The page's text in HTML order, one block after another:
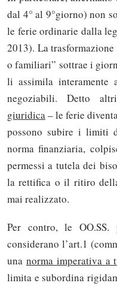
dal 4° al 9°giorno) non
le ferie ordinarie dalla
2013). La
o familiari” sottrae i
li assimila interamente
negoziabili. Detto
giuridica– le ferie
possono subire i limiti
norma finanziaria,
permessi a tutela dei
la rettifica o il ritiro
mai realizzato.
Per contro, le OO.SS.
considerano l’art.1
una norma imperativa a
limita e subordina